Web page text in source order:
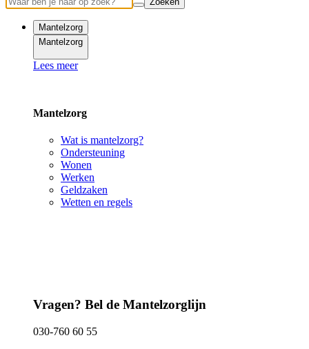
Mantelzorg
Mantelzorg
Lees meer
Mantelzorg
Wat is mantelzorg?
Ondersteuning
Wonen
Werken
Geldzaken
Wetten en regels
Vragen? Bel de Mantelzorglijn
030-760 60 55